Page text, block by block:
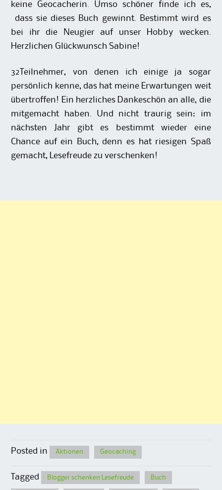
keine Geocacherin. Umso schöner finde ich es,
dass sie dieses Buch gewinnt. Bestimmt wird es
bei ihr die Neugier auf unser Hobby wecken.
Herzlichen Glückwunsch Sabine!
32Teilnehmer, von denen ich einige ja sogar
persönlich kenne, das hat meine Erwartungen weit
übertroffen! Ein herzliches Dankeschön an alle, die
mitgemacht haben. Und nicht traurig sein: im
nächsten Jahr gibt es bestimmt wieder eine
Chance auf ein Buch, denn es hat riesigen Spaß
gemacht, Lesefreude zu verschenken!
Posted in Aktionen Geocaching
Tagged Blogger schenken Lesefreude Buch